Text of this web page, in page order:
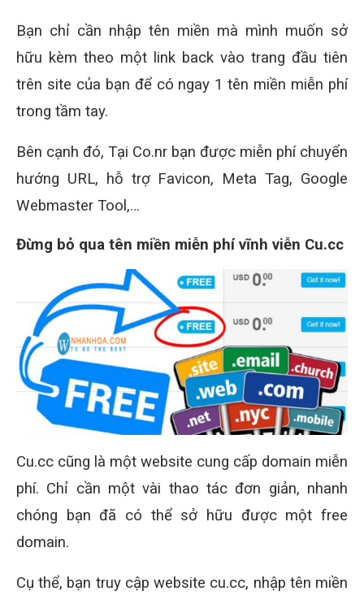
Bạn chỉ cần nhập tên miền mà mình muốn sở
hữu kèm theo một link back vào trang đầu tiên
trên site của bạn để có ngay 1 tên miền miễn phí
trong tầm tay.
Bên cạnh đó, Tại Co.nr bạn được miễn phí chuyển
hướng URL, hỗ trợ Favicon, Meta Tag, Google
Webmaster Tool,…
Đừng bỏ qua tên miền miễn phí vĩnh viễn Cu.cc
Cu.cc cũng là một website cung cấp domain miễn
phí. Chỉ cần một vài thao tác đơn giản, nhanh
chóng bạn đã có thể sở hữu được một free
domain.
Cụ thể, bạn truy cập website cu.cc, nhập tên miền